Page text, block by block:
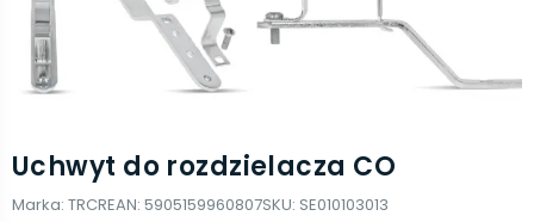
Uchwyt do rozdzielacza CO
Marka: TRCREAN: 5905159960807SKU: SE010103013